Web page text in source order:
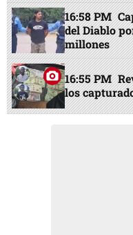
16:58 PM
del Diablo
millones
16:55 PM
los